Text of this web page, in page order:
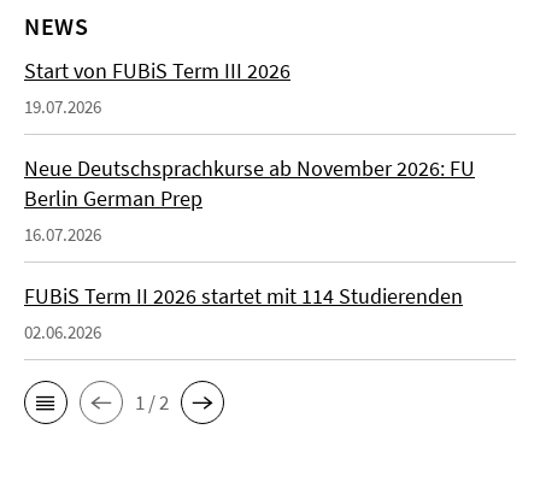
NEWS
Start von FUBiS Term III 2026
19.07.2026
Neue Deutschsprachkurse ab November 2026: FU
Berlin German Prep
16.07.2026
FUBiS Term II 2026 startet mit 114 Studierenden
02.06.2026
1 / 2